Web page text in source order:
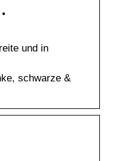
und in
schwarze &